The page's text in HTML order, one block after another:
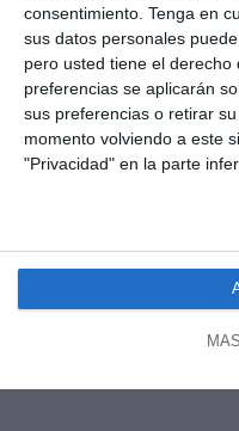
consentimiento. Tenga en
sus datos personales
pero usted tiene el
preferencias se aplicarán
sus preferencias o retirar
momento volviendo a este
"Privacidad" en la parte